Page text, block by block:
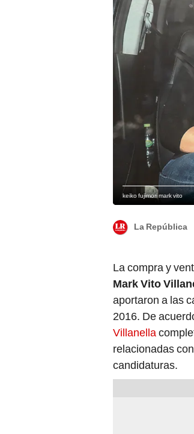
keiko fujimori mark vito
La República
La compra y
Mark Vito
aportaron a las
2016. De
Villanella
relacionadas
candidaturas.